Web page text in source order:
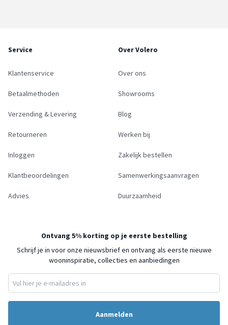
Service
Klantenservice
Betaalmethoden
Verzending & Levering
Retourneren
Inloggen
Klantbeoordelingen
Advies
Over Volero
Over ons
Showrooms
Blog
Werken bij
Zakelijk bestellen
Samenwerkingsaanvragen
Duurzaamheid
Ontvang 5% korting op je eerste bestelling
Schrijf je in voor onze nieuwsbrief en ontvang als eerste nieuwe
wooninspiratie, collecties en aanbiedingen
Aanmelden